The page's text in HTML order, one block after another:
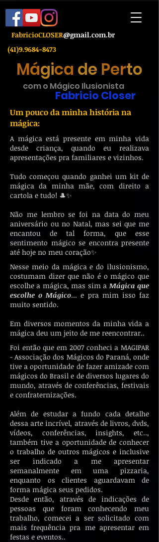
Mágica de Perto
com o Mágico Ilusionista
Fabricio Closer
FabricioCLOSER@gmail.com.br
(41)9.9684-8473
Um pouco da minha história na
mágica:
A mágica está presente em minha vida
desde criança, quando eu realizava
apresentações pra familiares e vizinhos.
Tudo começou quando ganhei um kit de
mágica da minha mãe, com direito a
cartola e tudo! 🎩✨
Não me lembro se foi na data do meu
aniversário ou no Natal, mas sei que me
encantou de tal forma, que esse
sentimento mágico se encontra presente
até hoje no meu coração✨
Nesse meio da mágica e do ilusionismo,
costumam dizer que não é o mágico que
escolhe a mágica, mas sim a Mágica que
escolhe o Mágico... e pra mim isso faz
muito sentido.
Em diversos momentos da minha vida a
mágica deu um jeito de me reencontrar..
Foi então que em 2007 conheci a MAGIPAR
- Associação dos Mágicos do Paraná, onde
tive a oportunidade de fazer amizade com
mágicos do Brasil e de diversos lugares do
mundo, através de conferências, festivais
e confraternizações.
Além de estudar a fundo cada detalhe
dessa arte incrível, através de livros, dvds,
vídeos, conferências, insights, etc..,
também tive a oportunidade de conhecer
o trabalho de outros mágicos e inclusive
ser indicado a me apresentar
semanalmente em uma pizzaria,
enquanto os clientes aguardavam de
forma mágica seus pedidos.
Desde então, através de indicações de
pessoas que foram conhecendo meu
trabalho, comecei a ser solicitado com
mais frequência pra me apresentar em
festas e eventos..